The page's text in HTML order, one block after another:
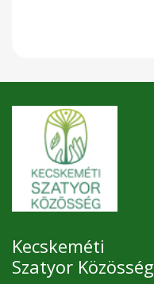
Kecskeméti
Szatyor Közösség